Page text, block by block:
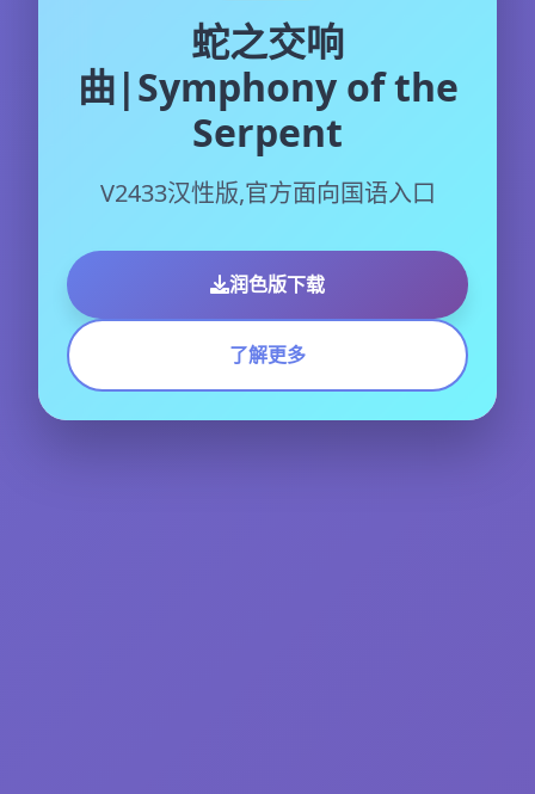
蛇之交响
曲|Symphony of the
Serpent
V2433汉性版,官方面向国语入口
润色版下载
了解更多